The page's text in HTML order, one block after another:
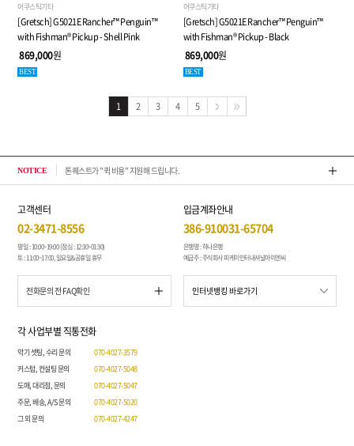
어쿠스틱기타
[Gretsch] G5021E Rancher™ Penguin™
with Fishman® Pickup - Shell Pink
869,000원
BEST
어쿠스틱기타
[Gretsch] G5021E Rancher™ Penguin™
with Fishman® Pickup - Black
869,000원
BEST
1 2 3 4 5
NOTICE 톤퀘스트가 "퀵 비용" 지원해 드립니다. 2026
고객센터
02-3471-8556
평일 : 10:00~19:00 (점심 : 12:30~01:30)
토 : 11:00~17:00, 일요일&공휴일 휴무
전화문의 전 FAQ확인
입금계좌안내
386-910031-65704
은행명 : 하나은행
예금주 : 주식회사 피케이인터내셔널아이엔씨
각 사업부별 직통전화
악기 셋팅, 수리 문의
070-4027-3579
커스텀, 컨설팅 문의
070-4027-5048
도매, 대리점, 문의
070-4027-5047
주문, 배송, A/S 문의
070-4027-5020
그 외 문의
070-4027-4247